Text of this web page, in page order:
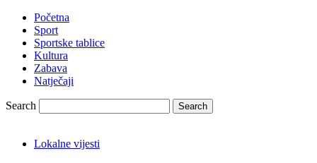
Početna
Sport
Sportske tablice
Kultura
Zabava
Natječaji
Search
Lokalne vijesti